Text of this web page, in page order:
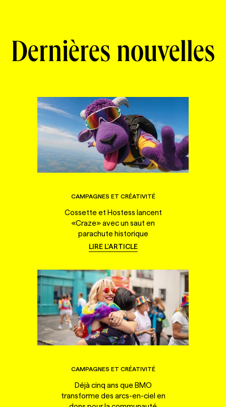
Dernières nouvelles
CAMPAGNES ET CRÉATIVITÉ
Cossette et Hostess lancent
«Craze» avec un saut en
parachute historique
LIRE L'ARTICLE
CAMPAGNES ET CRÉATIVITÉ
Déjà cinq ans que BMO
transforme des arcs-en-ciel en